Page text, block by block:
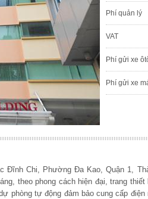
Phí quản lý
VAT
Phí gửi xe
Phí gửi xe
Đĩnh Chi, Phường Đa Kao, Quận 1,
theo phong cách hiện đại, trang
phòng tự động đảm bảo cung cấp điện